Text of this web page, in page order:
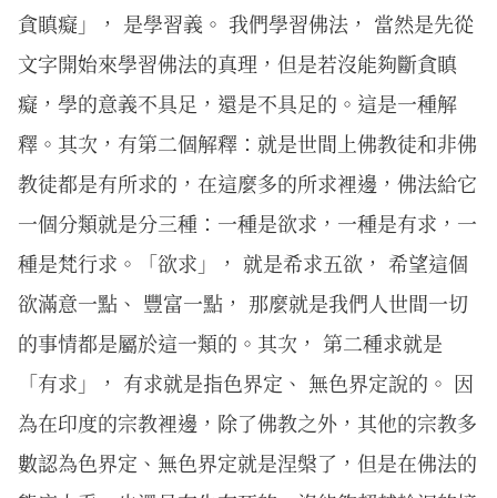
貪瞋癡」， 是學習義。 我們學習佛法， 當然是先從
文字開始來學習佛法的真理，但是若沒能夠斷貪瞋
癡，學的意義不具足，還是不具足的。這是一種解
釋。其次，有第二個解釋：就是世間上佛教徒和非佛
教徒都是有所求的，在這麼多的所求裡邊，佛法給它
一個分類就是分三種：一種是欲求，一種是有求，一
種是梵行求。「欲求」， 就是希求五欲， 希望這個
欲滿意一點、 豐富一點， 那麼就是我們人世間一切
的事情都是屬於這一類的。其次， 第二種求就是
「有求」， 有求就是指色界定、 無色界定說的。 因
為在印度的宗教裡邊，除了佛教之外，其他的宗教多
數認為色界定、無色界定就是涅槃了，但是在佛法的